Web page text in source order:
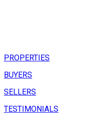
PROPERTIES
BUYERS
SELLERS
TESTIMONIALS